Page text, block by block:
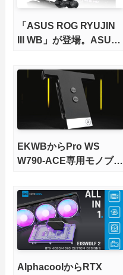
「ASUS ROG RYUJIN
III WB」が登場。ASUS
ーラー
EKWBからPro WS
W790-ACE専用モノブロ
売
AlphacoolからRTX